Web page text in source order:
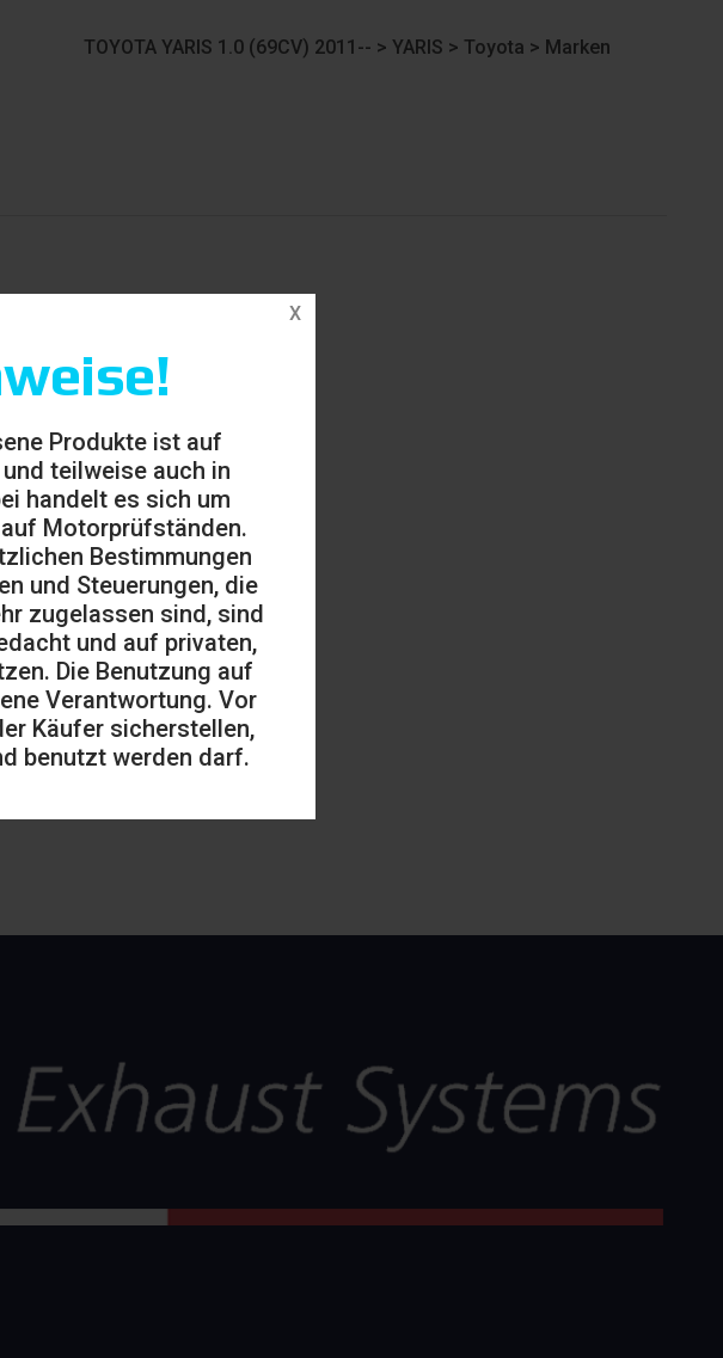
Produkte ist auf
teilweise auch in
handelt es sich um
Motorprüfständen.
Bestimmungen
und Steuerungen, die
zugelassen sind, sind
und auf privaten,
Die Benutzung auf
Verantwortung. Vor
Käufer sicherstellen,
benutzt werden darf.
TOYOTA YARIS 1.0 (69CV) 2011-- > YARIS > Toyota > Marken